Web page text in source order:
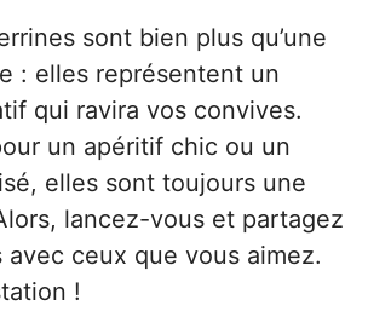
sont bien plus qu’une
: elles représentent un
qui ravira vos convives.
un apéritif chic ou un
elles sont toujours une
lancez-vous et partagez
avec ceux que vous aimez.
!